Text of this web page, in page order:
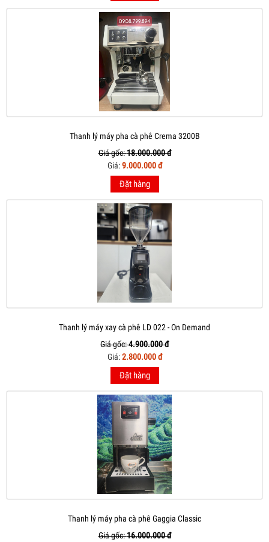
Thanh lý máy pha cà phê Crema 3200B
Giá gốc:18.000.000 đ
Giá:9.000.000 đ
Đặt hàng
Thanh lý máy xay cà phê LD 022 - On Demand
Giá gốc:4.900.000 đ
Giá:2.800.000 đ
Đặt hàng
Thanh lý máy pha cà phê Gaggia Classic
Giá gốc:16.000.000 đ